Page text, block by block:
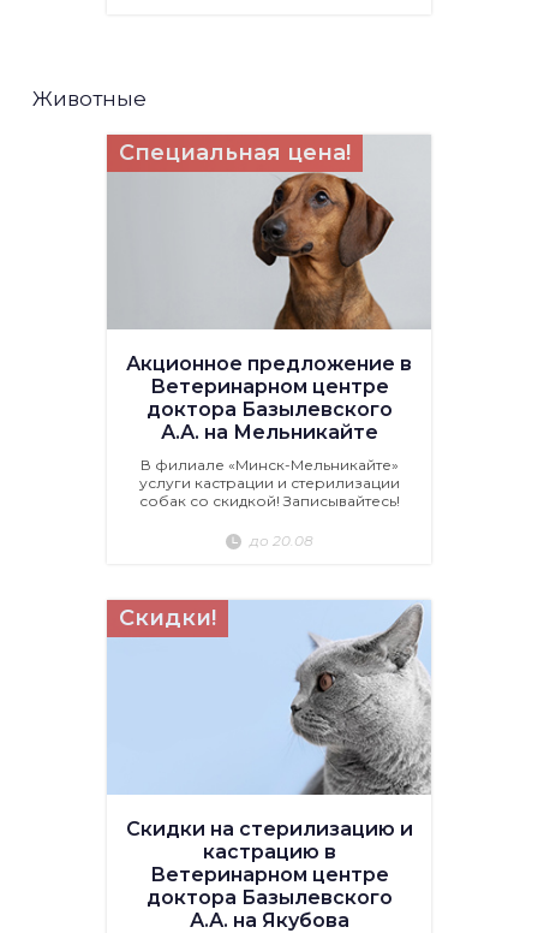
Животные
Специальная цена!
Акционное предложение в
Ветеринарном центре
доктора Базылевского
А.А. на Мельникайте
В филиале «Минск-Мельникайте»
услуги кастрации и стерилизации
собак со скидкой! Записывайтесь!
до 20.08
Скидки!
Скидки на стерилизацию и
кастрацию в
Ветеринарном центре
доктора Базылевского
А.А. на Якубова